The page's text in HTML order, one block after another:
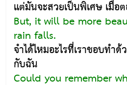
แต่มันจะสวยเป็นพิเศษ เมื่อ
But, it will be more
rain falls.
จำได้ไหมอะไรที่เราชอบทำด้
กับฉัน
Could you remember